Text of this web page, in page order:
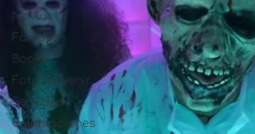
Novias
Famosos
Books
FotoSouvenir
Servicios
Celebraciones